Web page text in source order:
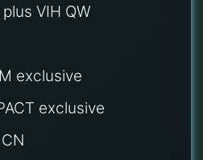
VIH QW
exclusive
exclusive